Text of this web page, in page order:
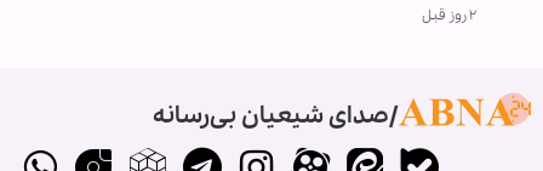
۲ روز قبل
صدای شیعیان بی‌رسانه